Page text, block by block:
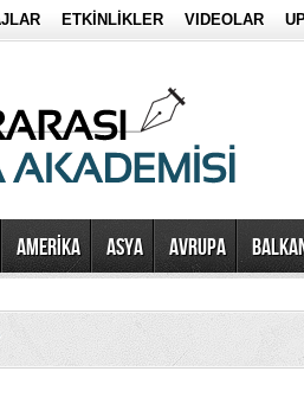
ETKİNLİKLER VIDEOLAR
AMERİKA ASYA AVRUPA